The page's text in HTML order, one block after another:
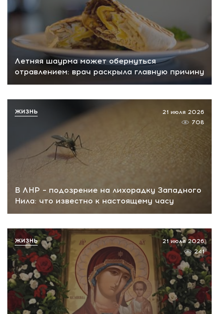
Летняя шаурма может обернуться
отравлением: врач раскрыла главную причину
В ЛНР – подозрение на лихорадку Западного
Нила: что известно к настоящему часу
21 июля 2026
708
ЖИЗНЬ
21 июля 2026
241
ЖИЗНЬ